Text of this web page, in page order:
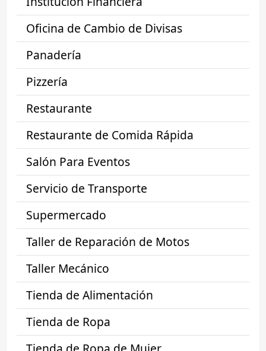
Oficina de Cambio de Divisas
Panadería
Pizzería
Restaurante
Restaurante de Comida Rápida
Salón Para Eventos
Servicio de Transporte
Supermercado
Taller de Reparación de Motos
Taller Mecánico
Tienda de Alimentación
Tienda de Ropa